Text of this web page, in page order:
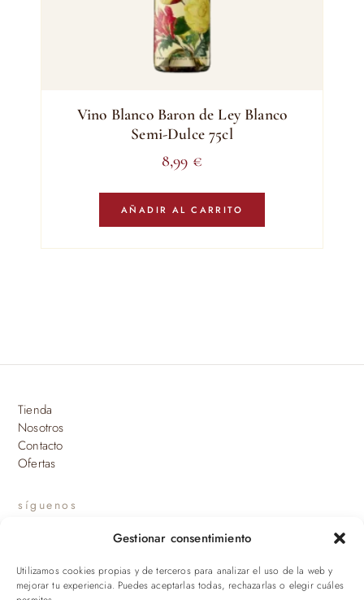
Gestionar consentimiento
Utilizamos cookies propias y de terceros para analizar el uso de la web y
mejorar tu experiencia. Puedes aceptarlas todas, rechazarlas o elegir cuáles
Vino Blanco Baron de Ley Blanco
Semi-Dulce 75cl
8,99 €
AÑADIR AL CARRITO
Tienda
Nosotros
Contacto
Ofertas
síguenos
suscríbete a nuestras novedades